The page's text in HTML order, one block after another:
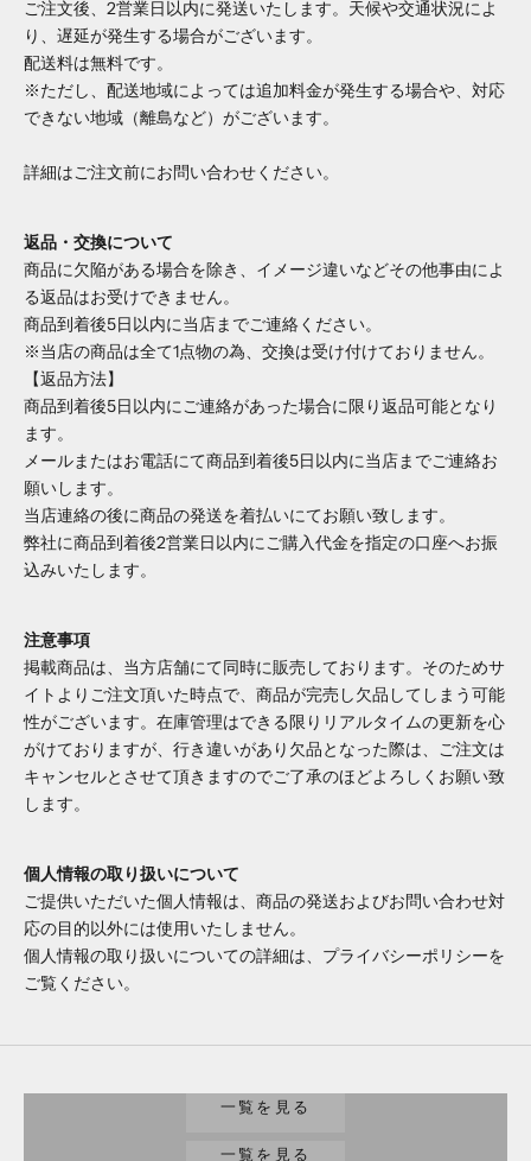
ご注文後、2営業日以内に発送いたします。天候や交通状況によ
り、遅延が発生する場合がございます。
配送料は無料です。
※ただし、配送地域によっては追加料金が発生する場合や、対応
できない地域（離島など）がございます。
詳細はご注文前にお問い合わせください。
返品・交換について
商品に欠陥がある場合を除き、イメージ違いなどその他事由によ
る返品はお受けできません。
商品到着後5日以内に当店までご連絡ください。
※当店の商品は全て1点物の為、交換は受け付けておりません。
【返品方法】
商品到着後5日以内にご連絡があった場合に限り返品可能となり
ます。
メールまたはお電話にて商品到着後5日以内に当店までご連絡お
願いします。
当店連絡の後に商品の発送を着払いにてお願い致します。
弊社に商品到着後2営業日以内にご購入代金を指定の口座へお振
込みいたします。
注意事項
掲載商品は、当方店舗にて同時に販売しております。そのためサ
イトよりご注文頂いた時点で、商品が完売し欠品してしまう可能
性がございます。在庫管理はできる限りリアルタイムの更新を心
がけておりますが、行き違いがあり欠品となった際は、ご注文は
キャンセルとさせて頂きますのでご了承のほどよろしくお願い致
します。
個人情報の取り扱いについて
ご提供いただいた個人情報は、商品の発送およびお問い合わせ対
応の目的以外には使用いたしません。
個人情報の取り扱いについての詳細は、プライバシーポリシーを
ご覧ください。
一覧を見る
バッグ/財布
一覧を見る